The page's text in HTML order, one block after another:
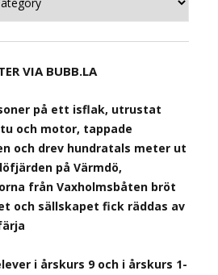
VIA BUBB.LA
på ett isflak, utrustat
och motor, tappade
och drev hundratals meter ut
på Värmdö,
från Vaxholmsbåten bröt
och sällskapet fick räddas av
i årskurs 9 och i årskurs 1-